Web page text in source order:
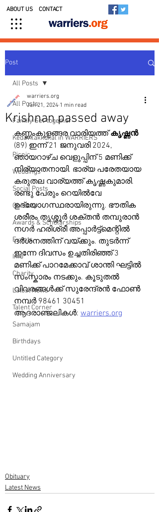
ABOUT US CONTACT
Post
All Posts
Family Get-together
Kedavilakkukal in WARRIERS
Picnic
Weddings
Social Posts
Obituary
Awards & Scholarships
Events
Info
Charity
Latest News
Talent Corner
Samajam
Birthdays
Untitled Category
Wedding Anniversary
All Posts
Krishnan passed away
warriers.org
Jan 21, 2024 1 min read
കണ്ണംകുളങ്ങര വാരിയത്ത് കൃഷ്ണൻ
(89) ഇന്ന് 21 ജനുവരി 2024,
ഞായറാഴ്ച വെളുപ്പിന് 5 മണിക്ക്
നിര്യാതനായി. ഭാര്യ പരേതയായ
കരുതല വാര്യത്ത് കൃഷ്ണകുമാരി.
രണ്ടു പേരും റെയിൽവേ
ഉദ്യോഗസ്ഥരായിരുന്നു. ഭൗതിക
ശരീരം തൃശ്ശൂർ ശക്തൻ തമ്പുരാൻ
നഗർ ഹരിശ്രീ അപ്പാർട്ട്മെന്റിൽ
ദർശനത്തിന് വയ്ക്കും. തുടർന്ന്
ഇന്നേ ദിവസം ഉച്ചതിരിഞ്ഞ് 3
മണിക്ക് പാറമേക്കാവ് ശാന്തി ഘട്ടിൽ
സംസ്കാരം നടക്കും. കൂടുതൽ
വിവരങ്ങൾക്ക് സുരേന്ദ്രൻ ഫോൺ
നമ്പർ 98461 30451
ആദരാഞ്ജലികൾ: warriers.org
Obituary
Latest News